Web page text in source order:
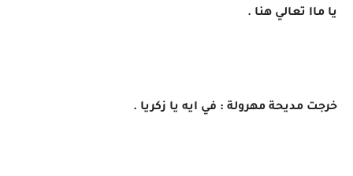
يا ماا تعالي هنا .
خرجت مديحة مهرولة : في ايه يا زكريا .